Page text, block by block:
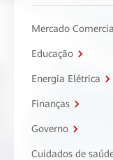
Mercado
Educação
Energia Elétrica
Finanças
Governo
Cuidados de